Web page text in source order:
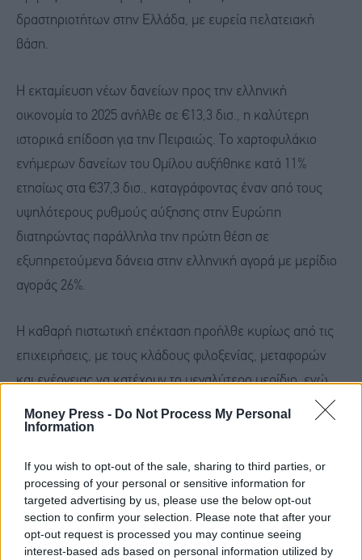
Money Press - Do Not Process My Personal
Information
If you wish to opt-out of the sale, sharing to third parties, or
processing of your personal or sensitive information for
targeted advertising by us, please use the below opt-out
section to confirm your selection. Please note that after your
opt-out request is processed you may continue seeing
interest-based ads based on personal information utilized by
δραστηριοτήτων στην Ελλάδα, με ευρεία πελατειακή
βάση.
Η εκταμίευση νέων δανείων προς την ελληνική
οικονομία το 2025 ανήλθε σε €13,3 δισ., η καλύτερη
ιστορικά επίδοση για την Πειραιώς. Tο χαρτοφυλάκιο
ενήμερων δανείων του Ομίλου αυξήθηκε κατά 11%
ετησίως στα €37,3 δισ., καταγράφοντας έναν από τους
υψηλότερους ρυθμούς αύξησης στην Eυρώπη
διατηρώντας παράλληλα την πρώτη θέση σε
εξυπηρετούμενα δάνεια στην ελληνική αγορά με μερίδιο
αγοράς 26%.
Η καθαρή πιστωτική επέκταση προήλθε κυρίως από τις
επιχειρήσεις, με τους κλάδους φιλοξενίας, μεταφορών
και ενέργειας να κατέχουν το μεγαλύτερο μερίδιο, ενώ
και η λιανική τραπεζική συνέβαλε με καθαρή μεταβολή
€300 εκατ.. Ειδικότερα σημειώσαμε καθαρή επέκταση
ανάκαμψης της στεγαστικής πίστης.
Οι καταθέσεις πελατών συνεχίζουν να ενισχύονται και
διαμορφώθηκαν στα €66,1 δισ. στο τέλος Δεκεμβρίου